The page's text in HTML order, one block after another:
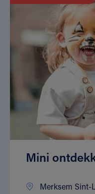
Mini
Merksem Sint-